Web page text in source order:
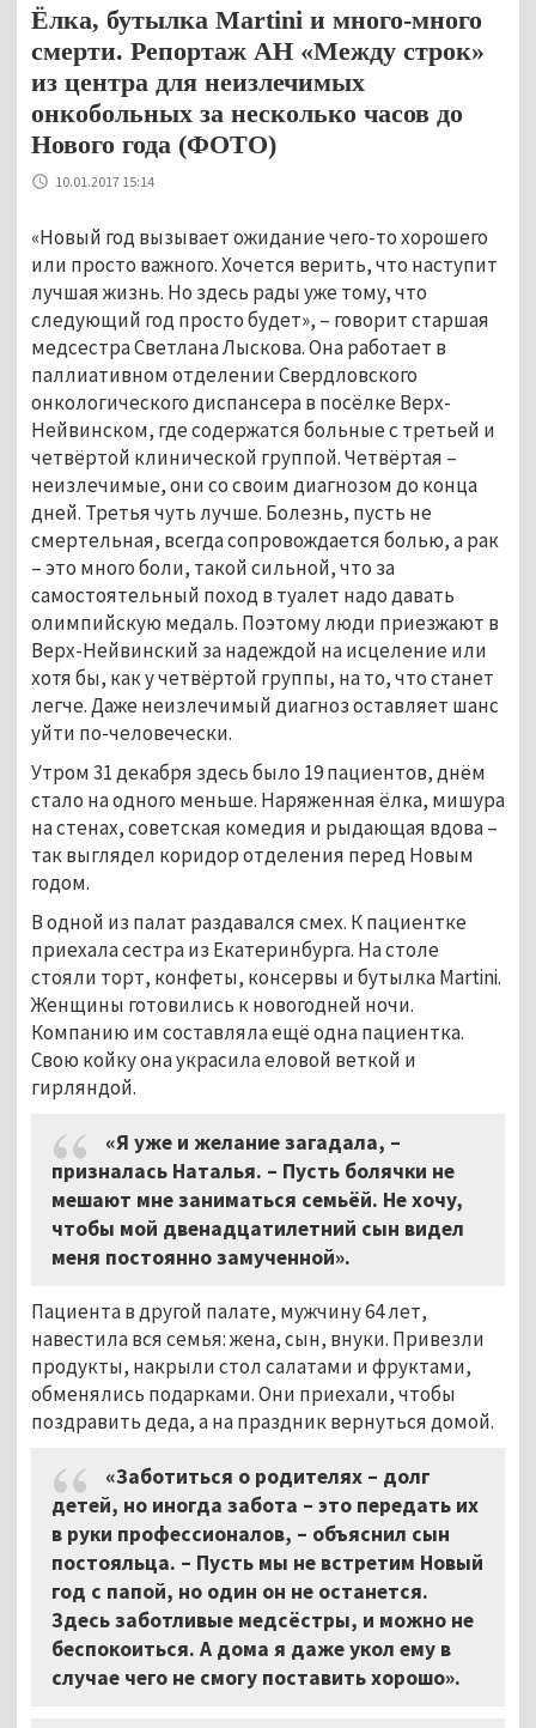
Ёлка, бутылка Martini и много-много
смерти. Репортаж АН «Между строк»
из центра для неизлечимых
онкобольных за несколько часов до
Нового года (ФОТО)
10.01.2017 15:14
«Новый год вызывает ожидание чего-то хорошего
или просто важного. Хочется верить, что наступит
лучшая жизнь. Но здесь рады уже тому, что
следующий год просто будет», – говорит старшая
медсестра Светлана Лыскова. Она работает в
паллиативном отделении Свердловского
онкологического диспансера в посёлке Верх-
Нейвинском, где содержатся больные с третьей и
четвёртой клинической группой. Четвёртая –
неизлечимые, они со своим диагнозом до конца
дней. Третья чуть лучше. Болезнь, пусть не
смертельная, всегда сопровождается болью, а рак
– это много боли, такой сильной, что за
самостоятельный поход в туалет надо давать
олимпийскую медаль. Поэтому люди приезжают в
Верх-Нейвинский за надеждой на исцеление или
хотя бы, как у четвёртой группы, на то, что станет
легче. Даже неизлечимый диагноз оставляет шанс
уйти по-человечески.
Утром 31 декабря здесь было 19 пациентов, днём
стало на одного меньше. Наряженная ёлка, мишура
на стенах, советская комедия и рыдающая вдова –
так выглядел коридор отделения перед Новым
годом.
В одной из палат раздавался смех. К пациентке
приехала сестра из Екатеринбурга. На столе
стояли торт, конфеты, консервы и бутылка Martini.
Женщины готовились к новогодней ночи.
Компанию им составляла ещё одна пациентка.
Свою койку она украсила еловой веткой и
гирляндой.
«Я уже и желание загадала, –
призналась Наталья. – Пусть болячки не
мешают мне заниматься семьёй. Не хочу,
чтобы мой двенадцатилетний сын видел
меня постоянно замученной».
Пациента в другой палате, мужчину 64 лет,
навестила вся семья: жена, сын, внуки. Привезли
продукты, накрыли стол салатами и фруктами,
обменялись подарками. Они приехали, чтобы
поздравить деда, а на праздник вернуться домой.
«Заботиться о родителях – долг
детей, но иногда забота – это передать их
в руки профессионалов, – объяснил сын
постояльца. – Пусть мы не встретим Новый
год с папой, но один он не останется.
Здесь заботливые медсёстры, и можно не
беспокоиться. А дома я даже укол ему в
случае чего не смогу поставить хорошо».